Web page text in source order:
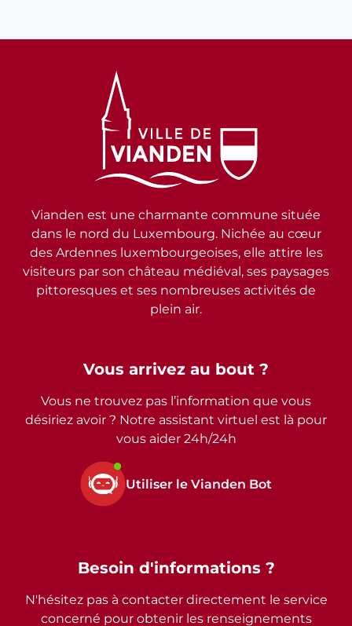
Vous arrivez au bout ?
Vous ne trouvez pas l’information que vous
désiriez avoir ? Notre assistant virtuel est là pour
vous aider 24h/24h
Utiliser le Vianden Bot
Vianden est une charmante commune située
dans le nord du Luxembourg. Nichée au cœur
des Ardennes luxembourgeoises, elle attire les
visiteurs par son château médiéval, ses paysages
pittoresques et ses nombreuses activités de
plein air.
Besoin d'informations ?
N'hésitez pas à contacter directement le service
concerné pour obtenir les renseignements